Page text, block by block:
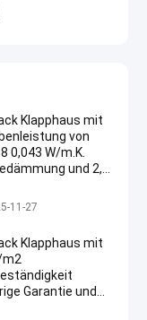
Klapphaus mit
von
0,043 W/m.K.
und 2,0
Klapphaus
11-27
Klapphaus mit
m2
Garantie und